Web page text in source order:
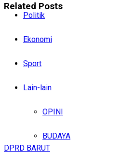
Politik
Ekonomi
Sport
Lain-lain
OPINI
BUDAYA
Related Posts
DPRD BARUT